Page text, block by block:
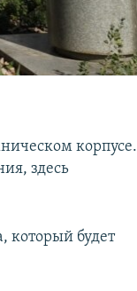
корпусе.
здесь
который будет